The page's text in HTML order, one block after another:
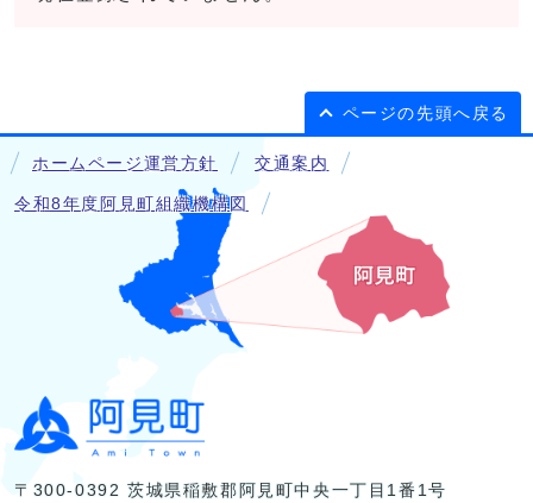
ページの先頭へ戻る
ホームページ運営方針 交通案内
令和8年度阿見町組織機構図
〒300-0392 茨城県稲敷郡阿見町中央一丁目1番1号